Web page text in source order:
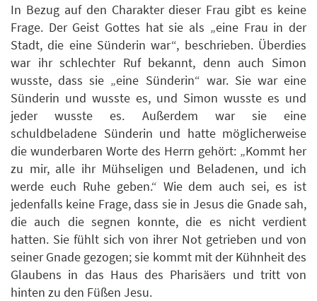
In Bezug auf den Charakter dieser Frau gibt es keine
Frage. Der Geist Gottes hat sie als „eine Frau in der
Stadt, die eine Sünderin war“, beschrieben. Überdies
war ihr schlechter Ruf bekannt, denn auch Simon
wusste, dass sie „eine Sünderin“ war. Sie war eine
Sünderin und wusste es, und Simon wusste es und
jeder wusste es. Außerdem war sie eine
schuldbeladene Sünderin und hatte möglicherweise
die wunderbaren Worte des Herrn gehört: „Kommt her
zu mir, alle ihr Mühseligen und Beladenen, und ich
werde euch Ruhe geben.“ Wie dem auch sei, es ist
jedenfalls keine Frage, dass sie in Jesus die Gnade sah,
die auch die segnen konnte, die es nicht verdient
hatten. Sie fühlt sich von ihrer Not getrieben und von
seiner Gnade gezogen; sie kommt mit der Kühnheit des
Glaubens in das Haus des Pharisäers und tritt von
hinten zu den Füßen Jesu.